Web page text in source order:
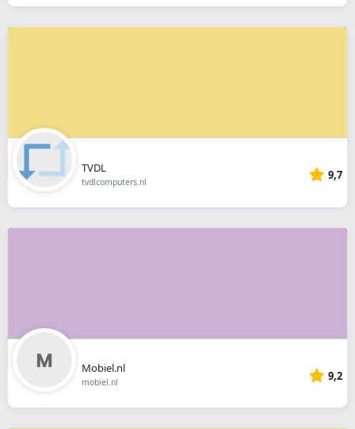
TVDL
tvdlcomputers.nl 9,7
Mobiel.nl
mobiel.nl 9,2